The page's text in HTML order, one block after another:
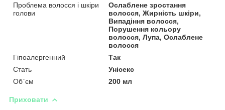
Проблема волосся і шкіри
голови
Ослаблене зростання
волосся, Жирність шкіри,
Випадіння волосся,
Порушення кольору
волосся, Лупа, Ослаблене
волосся
Гіпоалергенний
Так
Стать
Унісекс
Об`єм
200 мл
Приховати